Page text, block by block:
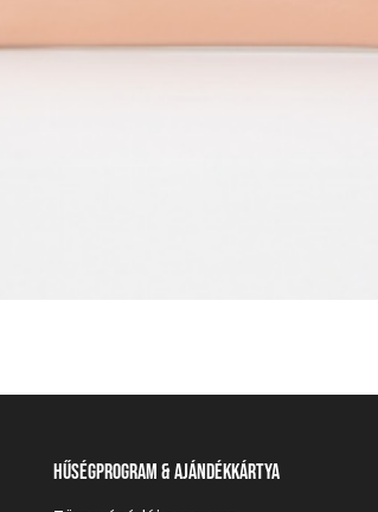
Hűségprogram & Ajándékkártya